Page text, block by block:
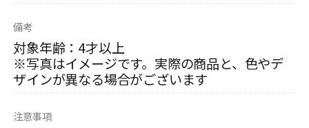
備考
対象年齢：4才以上
※写真はイメージです。実際の商品と、色やデ
ザインが異なる場合がございます
注意事項